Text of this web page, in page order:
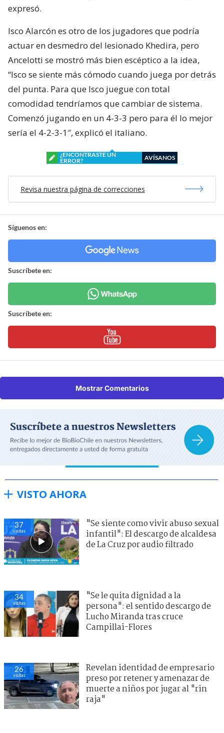
expresó.
Isco Alarcón es otro de los jugadores que podría
actuar en desmedro del lesionado Khedira, pero
Ancelotti se mostró más bien escéptico a la idea,
“Isco se siente más cómodo cuando juega por detrás
del punta. Para que Isco juegue con total
comodidad tendríamos que cambiar de sistema.
Comenzó jugando en un 4-3-3 pero para él lo mejor
sería el 4-2-3-1″, explicó el italiano.
¿ENCONTRASTE UN
ERROR?
AVÍSANOS
Revisa nuestra página de correcciones
Síguenos en:
Suscríbete en:
Suscríbete en:
Mostrar Comentarios
VISTO AHORA
37
visitas
"Se siente como vivir abuso sexual
infantil": El descargo de alcaldesa
de La Cruz por audio filtrado
34
visitas
"Se le quita dignidad a la
persona": el sentido descargo de
Lucho Miranda tras cruce
Campillai-Flores
26
visitas
Revelan identidad de empresario
preso por retener y amenazar de
muerte a niños por jugar al "rin
raja"